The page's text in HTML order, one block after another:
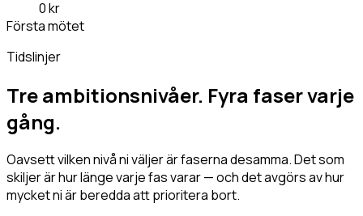
0 kr
Första mötet
Tidslinjer
Tre ambitionsnivåer. Fyra faser varje
gång.
Oavsett vilken nivå ni väljer är faserna desamma. Det som
skiljer är hur länge varje fas varar — och det avgörs av hur
mycket ni är beredda att prioritera bort.